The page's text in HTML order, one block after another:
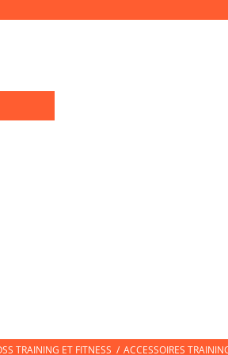
TRAINING ET FITNESS / ACCESSOIRES